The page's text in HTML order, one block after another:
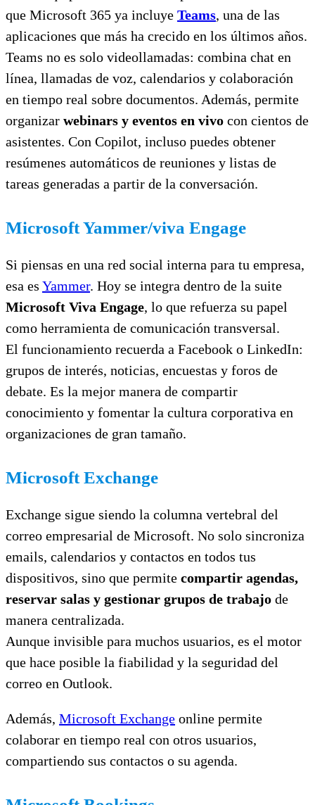
que Microsoft 365 ya incluye Teams, una de las
aplicaciones que más ha crecido en los últimos años.
Teams no es solo videollamadas: combina chat en
línea, llamadas de voz, calendarios y colaboración
en tiempo real sobre documentos. Además, permite
organizar webinars y eventos en vivo con cientos de
asistentes. Con Copilot, incluso puedes obtener
resúmenes automáticos de reuniones y listas de
tareas generadas a partir de la conversación.
Microsoft Yammer/viva Engage
Si piensas en una red social interna para tu empresa,
esa es Yammer. Hoy se integra dentro de la suite
Microsoft Viva Engage, lo que refuerza su papel
como herramienta de comunicación transversal.
El funcionamiento recuerda a Facebook o LinkedIn:
grupos de interés, noticias, encuestas y foros de
debate. Es la mejor manera de compartir
conocimiento y fomentar la cultura corporativa en
organizaciones de gran tamaño.
Microsoft Exchange
Exchange sigue siendo la columna vertebral del
correo empresarial de Microsoft. No solo sincroniza
emails, calendarios y contactos en todos tus
dispositivos, sino que permite compartir agendas,
reservar salas y gestionar grupos de trabajo de
manera centralizada.
Aunque invisible para muchos usuarios, es el motor
que hace posible la fiabilidad y la seguridad del
correo en Outlook.
Además, Microsoft Exchange online permite
colaborar en tiempo real con otros usuarios,
compartiendo sus contactos o su agenda.